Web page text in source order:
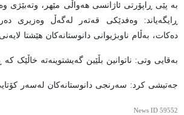
بە پێی ڕاپۆرتی ئاژانسی هەواڵی مێهر، وتەبێژی
ڕایگەیاند: وەفدێکی قەتەر لەگەڵ وەزیری
دەکات، بەڵام ناوبژیوانی دانوستانەکان هێشتا
بەقایی وتی: ناتوانین بڵێین گەیشتوینەتە خاڵێک
جەتیشی کرد: سەرنجی دانوستانەکان لەسەر
News ID 59552